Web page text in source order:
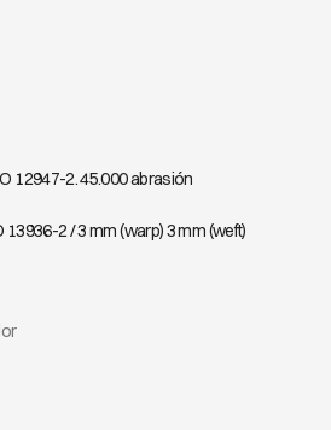
12947-2. 45.000 abrasión
2 / 3 mm (warp) 3 mm (weft)